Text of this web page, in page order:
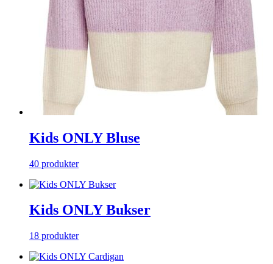
Kids ONLY Bluse
40 produkter
Kids ONLY Bukser
18 produkter